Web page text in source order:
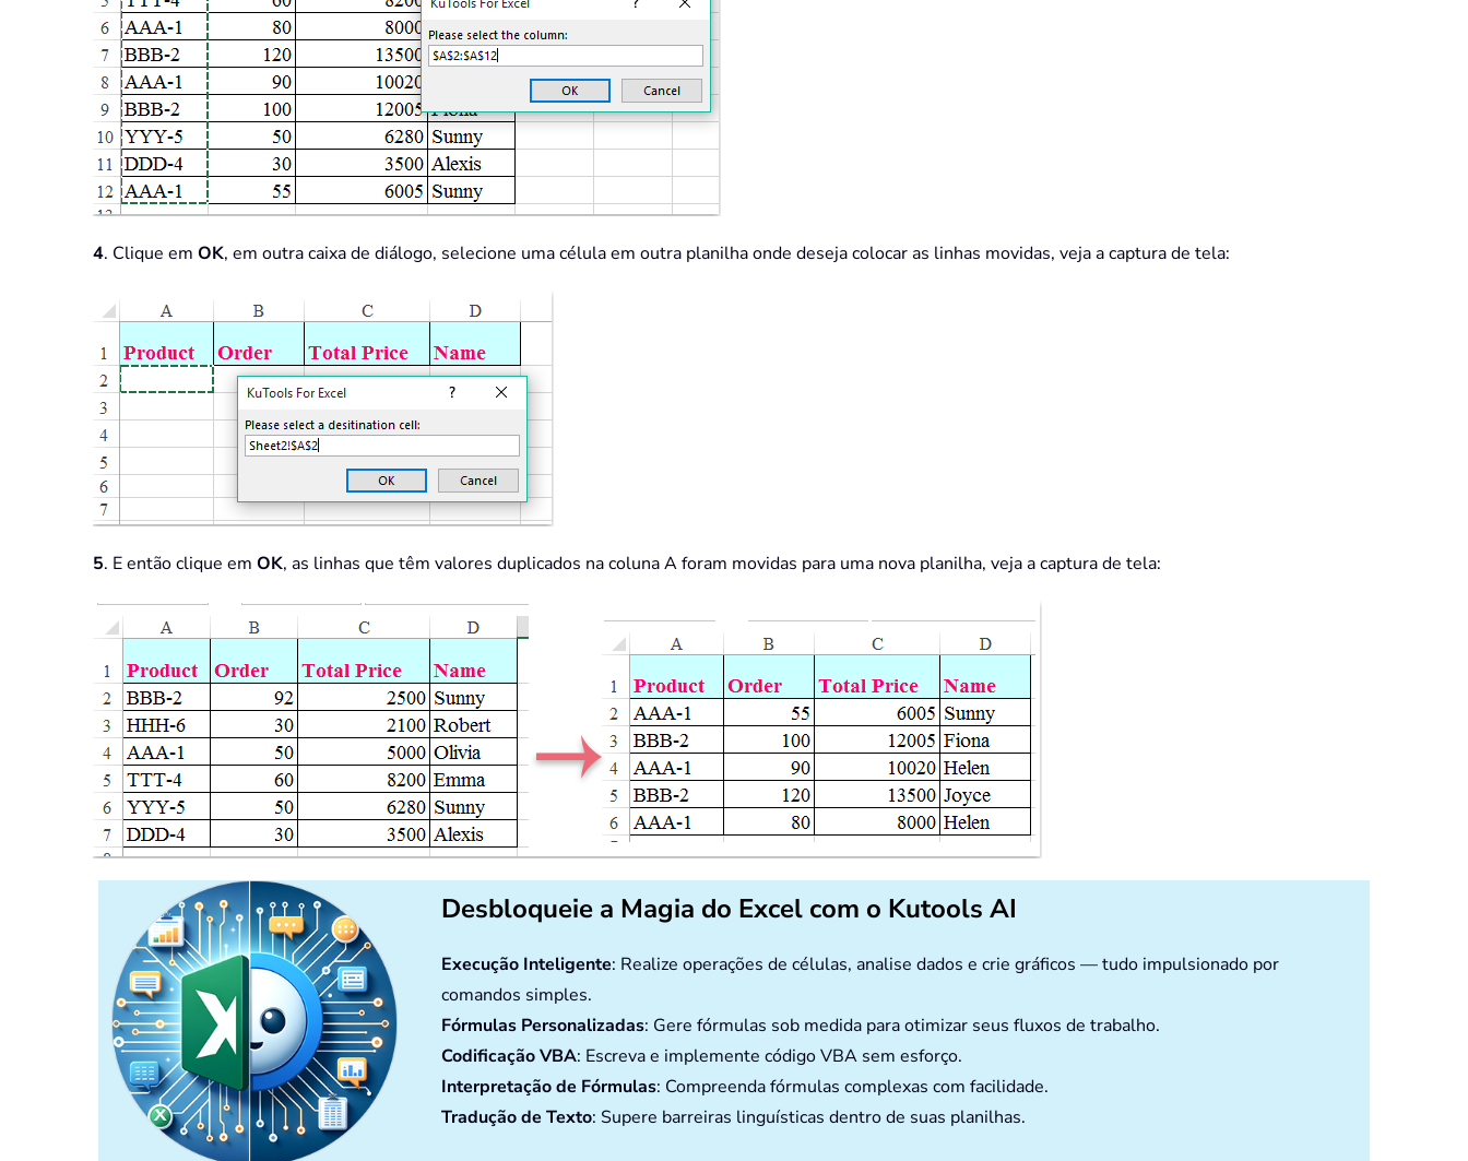
4. Clique em OK, em outra caixa de diálogo, selecione uma célula em outra planilha onde deseja colocar as linhas movidas, veja a captura de tela:
5. E então clique em OK, as linhas que têm valores duplicados na coluna A foram movidas para uma nova planilha, veja a captura de tela:
Desbloqueie a Magia do Excel com o Kutools AI
Execução Inteligente: Realize operações de células, analise dados e crie gráficos — tudo impulsionado por
comandos simples.
Fórmulas Personalizadas: Gere fórmulas sob medida para otimizar seus fluxos de trabalho.
Codificação VBA: Escreva e implemente código VBA sem esforço.
Interpretação de Fórmulas: Compreenda fórmulas complexas com facilidade.
Tradução de Texto: Supere barreiras linguísticas dentro de suas planilhas.